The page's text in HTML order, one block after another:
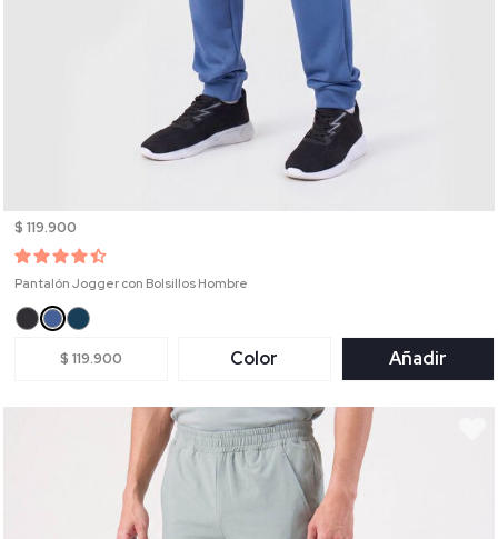
$ 119.900
Pantalón Jogger con Bolsillos Hombre
$ 119.900 Color Añadir